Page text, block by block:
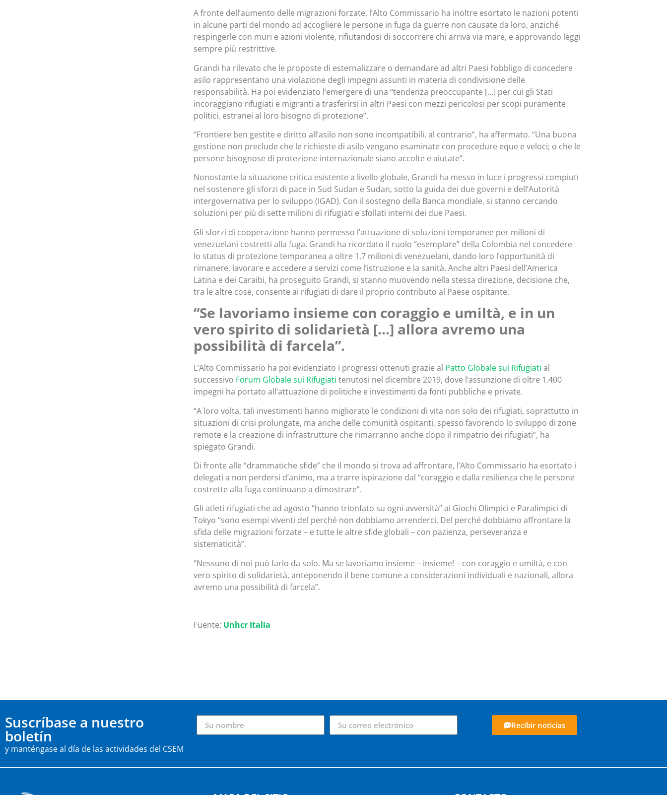
A fronte dell’aumento delle migrazioni forzate, l’Alto Commissario ha inoltre esortato le nazioni potenti
in alcune parti del mondo ad accogliere le persone in fuga da guerre non causate da loro, anziché
respingerle con muri e azioni violente, rifiutandosi di soccorrere chi arriva via mare, e approvando leggi
sempre più restrittive.
Grandi ha rilevato che le proposte di esternalizzare o demandare ad altri Paesi l’obbligo di concedere
asilo rappresentano una violazione degli impegni assunti in materia di condivisione delle
responsabilità. Ha poi evidenziato l’emergere di una “tendenza preoccupante […] per cui gli Stati
incoraggiano rifugiati e migranti a trasferirsi in altri Paesi con mezzi pericolosi per scopi puramente
politici, estranei al loro bisogno di protezione”.
“Frontiere ben gestite e diritto all’asilo non sono incompatibili, al contrario”, ha affermato. “Una buona
gestione non preclude che le richieste di asilo vengano esaminate con procedure eque e veloci; o che le
persone bisognose di protezione internazionale siano accolte e aiutate”.
Nonostante la situazione critica esistente a livello globale, Grandi ha messo in luce i progressi compiuti
nel sostenere gli sforzi di pace in Sud Sudan e Sudan, sotto la guida dei due governi e dell’Autorità
intergovernativa per lo sviluppo (IGAD). Con il sostegno della Banca mondiale, si stanno cercando
soluzioni per più di sette milioni di rifugiati e sfollati interni dei due Paesi.
Gli sforzi di cooperazione hanno permesso l’attuazione di soluzioni temporanee per milioni di
venezuelani costretti alla fuga. Grandi ha ricordato il ruolo “esemplare” della Colombia nel concedere
lo status di protezione temporanea a oltre 1,7 milioni di venezuelani, dando loro l’opportunità di
rimanere, lavorare e accedere a servizi come l’istruzione e la sanità. Anche altri Paesi dell’America
Latina e dei Caraibi, ha proseguito Grandi, si stanno muovendo nella stessa direzione, decisione che,
tra le altre cose, consente ai rifugiati di dare il proprio contributo al Paese ospitante.
“Se lavoriamo insieme con coraggio e umiltà, e in un
vero spirito di solidarietà […] allora avremo una
possibilità di farcela”.
L’Alto Commissario ha poi evidenziato i progressi ottenuti grazie al Patto Globale sui Rifugiati al
successivo Forum Globale sui Rifugiati tenutosi nel dicembre 2019, dove l’assunzione di oltre 1.400
impegni ha portato all’attuazione di politiche e investimenti da fonti pubbliche e private.
“A loro volta, tali investimenti hanno migliorato le condizioni di vita non solo dei rifugiati, soprattutto in
situazioni di crisi prolungate, ma anche delle comunità ospitanti, spesso favorendo lo sviluppo di zone
remote e la creazione di infrastrutture che rimarranno anche dopo il rimpatrio dei rifugiati”, ha
spiegato Grandi.
Di fronte alle “drammatiche sfide” che il mondo si trova ad affrontare, l’Alto Commissario ha esortato i
delegati a non perdersi d’animo, ma a trarre ispirazione dal “coraggio e dalla resilienza che le persone
costrette alla fuga continuano a dimostrare”.
Gli atleti rifugiati che ad agosto “hanno trionfato su ogni avversità” ai Giochi Olimpici e Paralimpici di
Tokyo “sono esempi viventi del perché non dobbiamo arrenderci. Del perché dobbiamo affrontare la
sfida delle migrazioni forzate – e tutte le altre sfide globali – con pazienza, perseveranza e
sistematicità”.
“Nessuno di noi può farlo da solo. Ma se lavoriamo insieme – insieme! – con coraggio e umiltà, e con
vero spirito di solidarietà, anteponendo il bene comune a considerazioni individuali e nazionali, allora
avremo una possibilità di farcela”.
Fuente: Unhcr Italia
Suscríbase a nuestro
boletín
y manténgase al día de las actividades del CSEM
Recibir noticias